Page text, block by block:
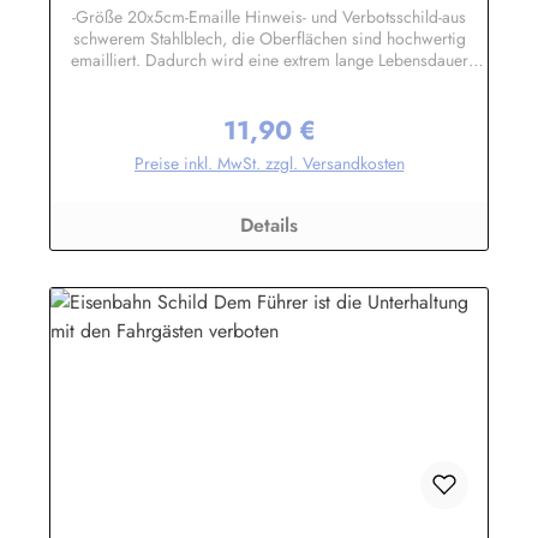
-Größe 20x5cm-Emaille Hinweis- und Verbotsschild-aus
schwerem Stahlblech, die Oberflächen sind hochwertig
emailliert. Dadurch wird eine extrem lange Lebensdauer
enthalten sind, dürfen nur lose angezogen werden, weil sonst
die Lackierung abplatzen kann-Die Emailleschilder können
auch nach Wunsch gefertigt werdenHier geht's zu den
WunschtextHerstellerinformationen:Buddel-Bini Inh. Eda
Binikowski e.K.Meddenwarf 1a22457
Hamburginfo@buddel.de
Regulärer Preis:
11,90 €
Preise inkl. MwSt. zzgl. Versandkosten
Details